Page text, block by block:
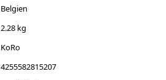
Belgien
2.28 kg
KoRo
4255582815207